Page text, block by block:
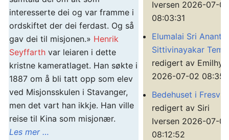
interesserte dei og var framme i
ordskiftet der dei ferdast. Og så
gav dei til misjonen.» Henrik
Seyffarth var leiaren i dette
kristne kameratlaget. Han søkte i
1887 om å bli tatt opp som elev
ved Misjonsskulen i Stavanger,
men det vart han ikkje. Han ville
reise til Kina som misjonær.
Les mer …
Iversen 2026-07-03
08:03:31
Elumalai Sri
Sittivinayakar
redigert av
2026-07-02
Bedehuset i Fresvik
redigert av Siri
Iversen 2026-07-01
08:12:52